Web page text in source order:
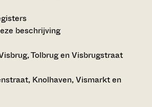
beschrijving
Tolbrug en Visbrugstraat
Knolhaven, Vismarkt en